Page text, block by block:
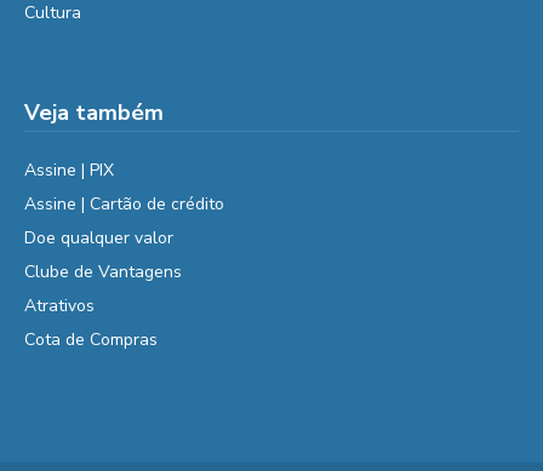
Cultura
Veja também
Assine | PIX
Assine | Cartão de crédito
Doe qualquer valor
Clube de Vantagens
Atrativos
Cota de Compras